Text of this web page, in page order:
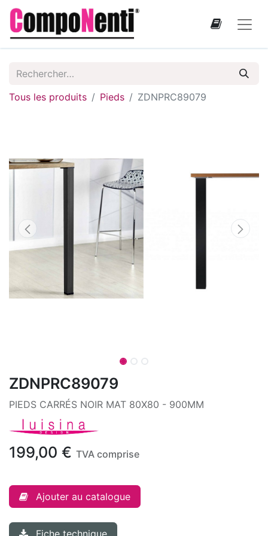
Tous les produits Pieds ZDNPRC89079
ZDNPRC89079
PIEDS CARRÉS NOIR MAT 80X80 - 900MM
199,00 € TVA comprise
Ajouter au catalogue